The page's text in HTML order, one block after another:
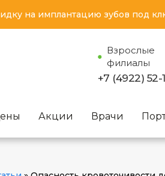
на имплантацию зубов под
Взрослые
филиалы
+7 (4922) 52-
Акции Врачи